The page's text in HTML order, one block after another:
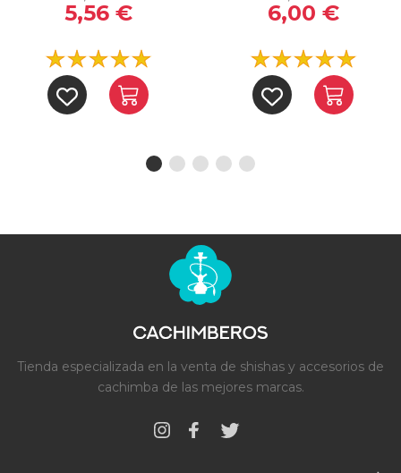
5,56 € 6,00 €
Tienda especializada en la venta de shishas y accesorios de
cachimba de las mejores marcas.